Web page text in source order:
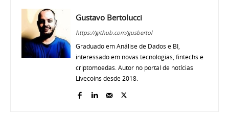
Gustavo Bertolucci
https://github.com/gusbertol
Graduado em Análise de Dados e BI,
interessado em novas tecnologias, fintechs e
criptomoedas. Autor no portal de notícias
Livecoins desde 2018.